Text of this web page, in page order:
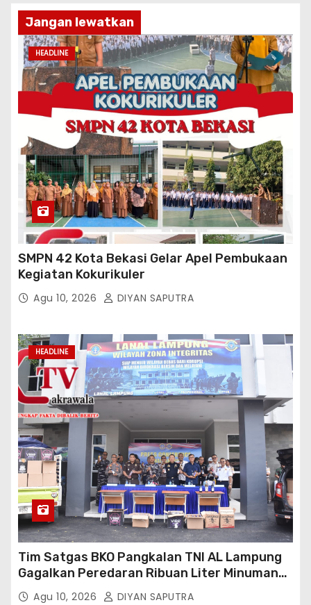
Jangan lewatkan
HEADLINE
SMPN 42 Kota Bekasi Gelar Apel Pembukaan
Kegiatan Kokurikuler
Agu 10, 2026 DIYAN SAPUTRA
HEADLINE
Tim Satgas BKO Pangkalan TNI AL Lampung
Gagalkan Peredaran Ribuan Liter Minuman
Keras Ilegal Di Pelabuhan Bakauheni
Agu 10, 2026 DIYAN SAPUTRA